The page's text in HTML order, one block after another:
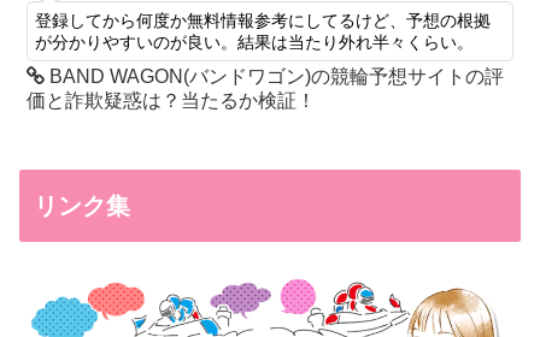
登録してから何度か無料情報参考にしてるけど、予想の根拠
が分かりやすいのが良い。結果は当たり外れ半々くらい。
BAND WAGON(バンドワゴン)の競輪予想サイトの評
価と詐欺疑惑は？当たるか検証！
リンク集